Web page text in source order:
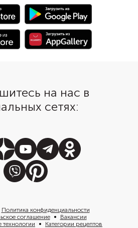
Подайте с гарниром
картофельного пюре
овощей.
на нас в
сетях:
Политика конфиденциальности
соглашение
Вакансии
технологии
Категории рецептов